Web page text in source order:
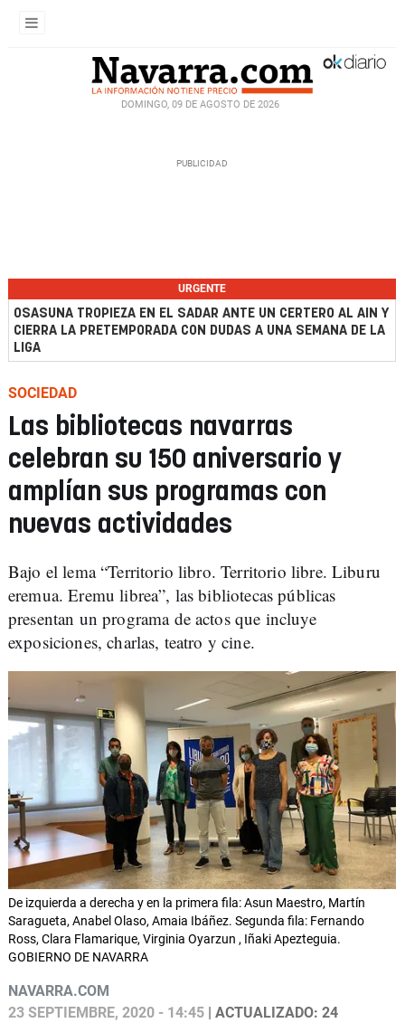
DOMINGO, 09 DE AGOSTO DE 2026
URGENTE
OSASUNA TROPIEZA EN EL SADAR ANTE UN CERTERO AL AIN Y
CIERRA LA PRETEMPORADA CON DUDAS A UNA SEMANA DE LA
LIGA
SOCIEDAD
Las bibliotecas navarras
celebran su 150 aniversario y
amplían sus programas con
nuevas actividades
Bajo el lema “Territorio libro. Territorio libre. Liburu
eremua. Eremu librea”, las bibliotecas públicas
presentan un programa de actos que incluye
exposiciones, charlas, teatro y cine.
De izquierda a derecha y en la primera fila: Asun Maestro, Martín
Saragueta, Anabel Olaso, Amaia Ibáñez. Segunda fila: Fernando
Ross, Clara Flamarique, Virginia Oyarzun , Iñaki Apezteguia.
GOBIERNO DE NAVARRA
NAVARRA.COM
23 SEPTIEMBRE, 2020 - 14:45 | ACTUALIZADO: 24